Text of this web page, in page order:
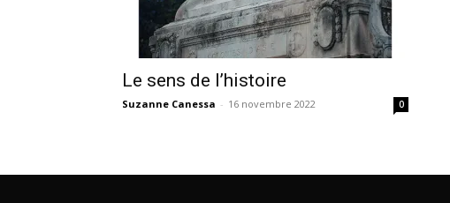
Le sens de l’histoire
Suzanne Canessa - 16 novembre 2022 0